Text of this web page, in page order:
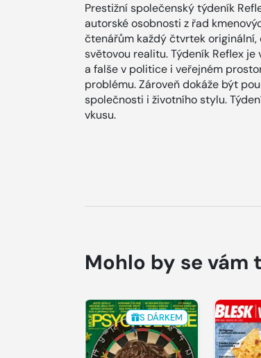
Prestižní společenský týdeník
autorské osobnosti z řad
čtenářům každý čtvrtek
světovou realitu. Týdeník Reflex
a falše v politice i veřejném
problému. Zároveň dokáže být
společnosti i životního stylu.
vkusu.
Mohlo by se vám
S DÁRKEM